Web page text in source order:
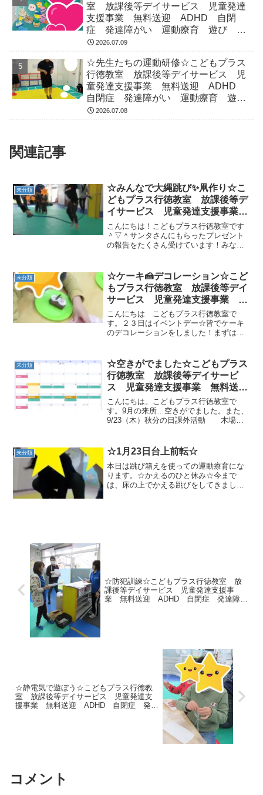
室 放課後等デイサービス 児童発達
支援事業 無料送迎 ADHD 自閉
症 発達障がい 運動療育 遊び 南
行徳 市川市 浦安市
2026.07.09
☆先生たちの運動研修☆こどもプラス
行徳教室 放課後等デイサービス 児
童発達支援事業 無料送迎 ADHD
自閉症 発達障がい 運動療育 遊
び 南行徳 市川市 浦安市
2026.07.08
関連記事
未分類
☆みんなで大縄跳び✨凧作り☆こ
どもプラス行徳教室 放課後等デ
イサービス 児童発達支援事業
無料送迎 ADHD 自閉症 発達
障がい 運動療育 遊び 南行
徳 市川市 浦安市
こんにちは！こどもプラス行徳教室です
＾▽＾サンタさんにもらったプレゼント
の報告をたくさん受けています！みなさ
ス後の今日は大繩デー☆一人ずつ大波跳
びにチャレンジしました！...
未分類
☆ケーキ🍰デコレーション☆こど
もプラス行徳教室 放課後等デイ
サービス 児童発達支援事業 無
料送迎 ADHD 自閉症 発達障
がい 運動療育 遊び 南行徳
市川市 浦安市
こんにちは こどもプラス行徳教室で
す。２３日はイベントデー☆皆でケーキ
のデコレーションをしました！まずはゆ
てトッピングもかけたらとっても美味し
そうなケーキ🍰が完成しま...
未分類
☆空きがでました☆こどもプラス
行徳教室 放課後等デイサービ
ス 児童発達支援事業 無料送
迎 ADHD 自閉症 発達障が
い 運動療育 遊び 南行徳 市
川市 浦安市
こんにちは。こどもプラス行徳教室で
す。9月の来所…空きがでました。また、
9/23（木）秋分の日課外活動 木場公
方は、教室までご連絡下さい！
未分類 ☆1月23日台上前転☆
本日は跳び箱えを使っての運動療育にな
ります。☆かえるのひと休み☆今まで
は、床の上でかえる跳びをしてきまし
☆防犯訓練☆こどもプラス行徳教室 放
課後等デイサービス 児童発達支援事
業 無料送迎 ADHD 自閉症 発達障が
☆静電気で遊ぼう☆こどもプラス行徳教
室 放課後等デイサービス 児童発達支
援事業 無料送迎 ADHD 自閉症 発達
コメント